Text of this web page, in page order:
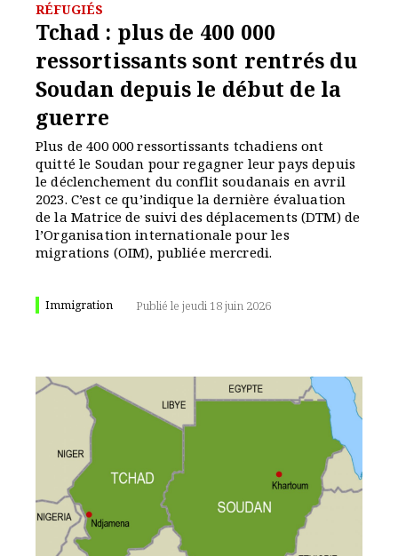
RÉFUGIÉS
Tchad : plus de 400 000
ressortissants sont rentrés du
Soudan depuis le début de la
guerre
Plus de 400 000 ressortissants tchadiens ont
quitté le Soudan pour regagner leur pays depuis
le déclenchement du conflit soudanais en avril
2023. C’est ce qu’indique la dernière évaluation
de la Matrice de suivi des déplacements (DTM) de
l’Organisation internationale pour les
migrations (OIM), publiée mercredi.
Immigration Publié le jeudi 18 juin 2026